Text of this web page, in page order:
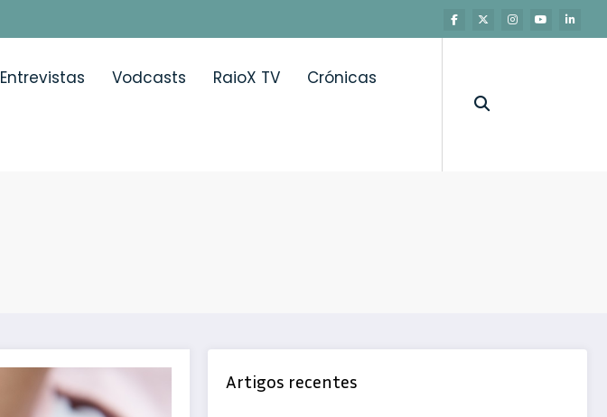
Entrevistas Vodcasts RaioX TV Crónicas
Artigos recentes